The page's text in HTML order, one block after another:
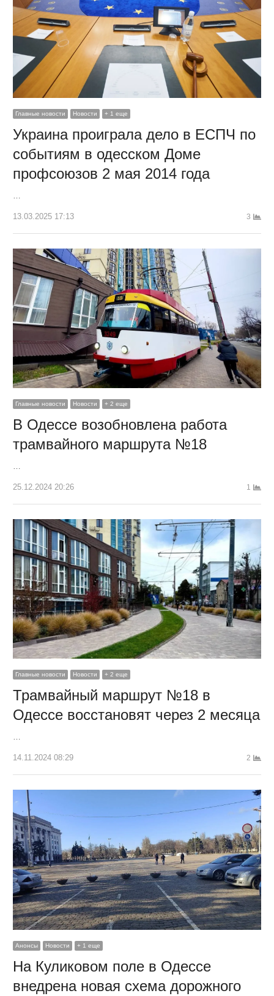
Главные новости Новости + 1 еще
Украина проиграла дело в ЕСПЧ по
событиям в одесском Доме
профсоюзов 2 мая 2014 года
13.03.2025 17:13 3
Главные новости Новости + 2 еще
В Одессе возобновлена ​​работа
трамвайного маршрута №18
…
25.12.2024 20:26 1
Главные новости Новости + 2 еще
Трамвайный маршрут №18 в
Одессе восстановят через 2 месяца
…
14.11.2024 08:29 2
Анонсы Новости + 1 еще
На Куликовом поле в Одессе
внедрена новая схема дорожного